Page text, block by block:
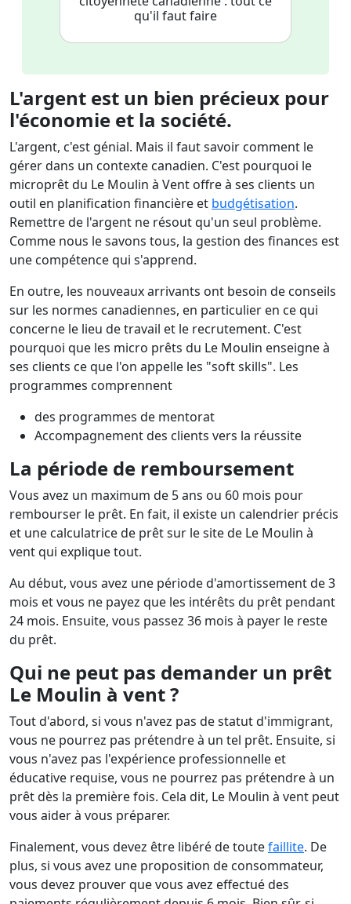
qu'il faut faire
L'argent est un bien précieux pour
l'économie et la société.
L'argent, c'est génial. Mais il faut savoir comment le
gérer dans un contexte canadien. C'est pourquoi le
microprêt du Le Moulin à Vent offre à ses clients un
outil en planification financière et budgétisation.
Remettre de l'argent ne résout qu'un seul problème.
Comme nous le savons tous, la gestion des finances est
une compétence qui s'apprend.
En outre, les nouveaux arrivants ont besoin de conseils
sur les normes canadiennes, en particulier en ce qui
concerne le lieu de travail et le recrutement. C'est
pourquoi que les micro prêts du Le Moulin enseigne à
ses clients ce que l'on appelle les "soft skills". Les
programmes comprennent
des programmes de mentorat
Accompagnement des clients vers la réussite
La période de remboursement
Vous avez un maximum de 5 ans ou 60 mois pour
rembourser le prêt. En fait, il existe un calendrier précis
et une calculatrice de prêt sur le site de Le Moulin à
vent qui explique tout.
Au début, vous avez une période d'amortissement de 3
mois et vous ne payez que les intérêts du prêt pendant
24 mois. Ensuite, vous passez 36 mois à payer le reste
du prêt.
Qui ne peut pas demander un prêt
Le Moulin à vent ?
Tout d'abord, si vous n'avez pas de statut d'immigrant,
vous ne pourrez pas prétendre à un tel prêt. Ensuite, si
vous n'avez pas l'expérience professionnelle et
éducative requise, vous ne pourrez pas prétendre à un
prêt dès la première fois. Cela dit, Le Moulin à vent peut
vous aider à vous préparer.
Finalement, vous devez être libéré de toutefaillite. De
plus, si vous avez une proposition de consommateur,
vous devez prouver que vous avez effectué des